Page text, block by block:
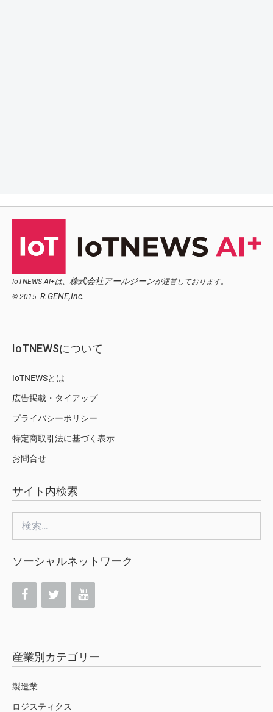
IoTNEWS AI+は、 株式会社アールジーンが運営しております。
© 2015- R.GENE,Inc.
IoTNEWSについて
IoTNEWSとは
広告掲載・タイアップ
プライバシーポリシー
特定商取引法に基づく表示
お問合せ
サイト内検索
ソーシャルネットワーク
産業別カテゴリー
製造業
ロジスティクス